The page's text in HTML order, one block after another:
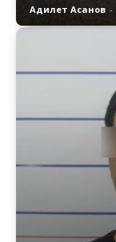
Адилет Асанов -